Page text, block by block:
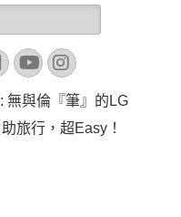
YouTube
Instagram
無與倫『筆』的LG
旅行，超Easy！